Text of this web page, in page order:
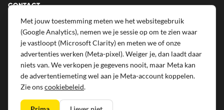
CONTACT
Growrs B.V.
Eindsestraat 129A
5105 NA Dongen
013 207 69 50
info@growrs.nl
Met jouw toestemming meten we het websitegebruik
(Google Analytics), nemen we je sessie op om te zien waar
je vastloopt (Microsoft Clarity) en meten we of onze
advertenties werken (Meta-pixel). Weiger je, dan laadt daar
niets van. We verkopen je gegevens nooit, maar Meta kan
de advertentiemeting wel aan je Meta-account koppelen.
Zie onscookiebeleid.